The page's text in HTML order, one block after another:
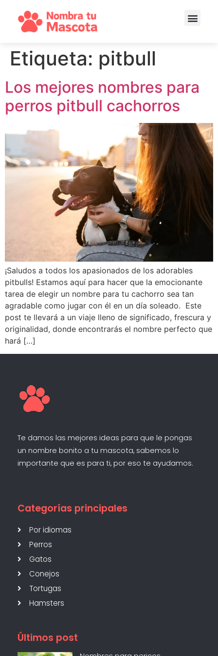
Etiqueta: pitbull
Los mejores nombres para
perros pitbull cachorros
¡Saludos a todos los apasionados de los adorables
pitbulls! Estamos aquí para hacer que la emocionante
tarea de elegir un nombre para tu cachorro sea tan
agradable como jugar con él en un día soleado. Este
post te llevará a un viaje lleno de significado, frescura y
originalidad, donde encontrarás el nombre perfecto que
hará […]
Te damos las mejores ideas para que le pongas
un nombre bonito a tu mascota, sabemos lo
importante que es para ti, por eso te ayudamos.
Categorías principales
Por idiomas
Perros
Gatos
Conejos
Tortugas
Hamsters
Últimos post